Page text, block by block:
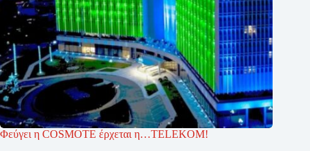
Φεύγει η COSMOTE έρχεται η…TELEKOM!